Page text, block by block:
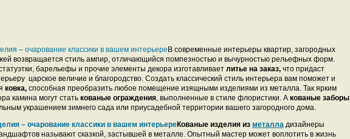
В современные интерьеры квартир, загородных
возвращается стиль ампир, отличающийся помпезностью и вычурностью рельефных форм.
барельефы и прочие элементы декора изготавливает литье на заказ, что придаст
царское величие и благородство. Создать классический стиль интерьера вам поможет и
ковка, способная преобразить любое помещение изящными изделиями из металла. Так ярким
камина могут стать кованые ограждения, выполненные в стиле флористики. А кованые заборы
украшением зимнего сада или приусадебной территории вашего загородного дома.
Кованые изделия из металла дизайнеры
называют сказкой, застывшей в металле. Опытный мастер может воплотить в жизнь